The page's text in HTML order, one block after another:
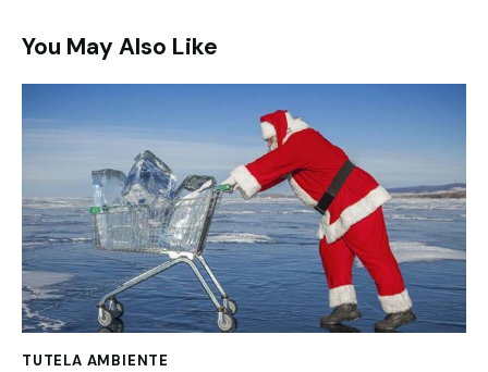
You May Also Like
TUTELA AMBIENTE